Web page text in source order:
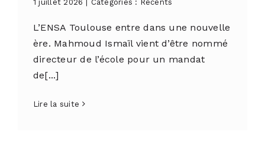
1 juillet 2026 Catégories : Récents
L’ENSA Toulouse entre dans une nouvelle
ère. Mahmoud Ismaïl vient d’être nommé
directeur de l’école pour un mandat
de[...]
Lire la suite